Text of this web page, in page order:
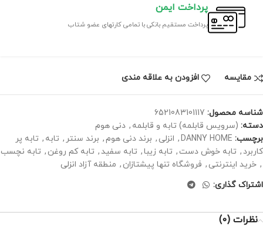
پرداخت ایمن
پرداخت مستقیم بانکی با تمامی کارتهای عضو شتاب
مقايسه افزودن به علاقه مندی
شناسه محصول: 6521083101117
دسته: (سرویس قابلمه) تابه و قابلمه , دنی هوم
برچسب: DANNY HOME
, انزلی , برند دنی هوم, برند سنتر , تابه , تابه پر
کاربرد , تابه خوش دست , تابه زیبا, تابه سفید, تابه کم روغن , تابه نچسب
, خرید اینترنتی , فروشگاه تنها پیشتازان , منطقه آزاد انزلی
اشتراک گذاری:
نظرات (0)